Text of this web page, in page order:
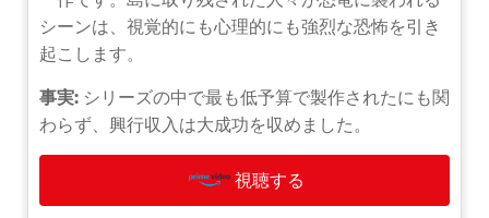
シーンは、視覚的にも心理的にも強烈な恐怖を引き
起こします。
事実: シリーズの中で最も低予算で製作されたにも関
わらず、興行収入は大成功を収めました。
視聴する